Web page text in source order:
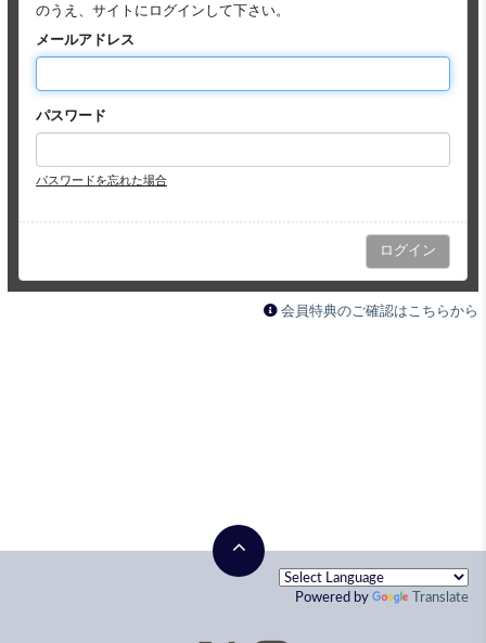
のうえ、サイトにログインして下さい。
メールアドレス
パスワード
パスワードを忘れた場合
会員特典のご確認はこちらから
Powered by Translate